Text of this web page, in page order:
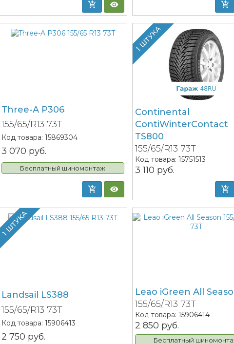
Three-A P306
155/65/R13 73T
Код товара:15869304
3 070 руб.
Бесплатный шиномонтаж
1 ШТУКА
Continental
ContiWinterContact
TS800
155/65/R13 73T
Код товара: 15751513
3 110 руб.
1 ШТУКА
Landsail LS388
155/65/R13 73T
Код товара:15906413
2 750 руб.
Leao iGreen All
155/65/R13 73T
Код товара: 15906414
2 850 руб.
Бесплатный